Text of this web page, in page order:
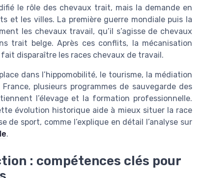
le rôle des chevaux trait, mais la demande en
et les villes. La première guerre mondiale puis la
les chevaux travail, qu’il s’agisse de chevaux
trait belge. Après ces conflits, la mécanisation
disparaître les races chevaux de travail.
dans l’hippomobilité, le tourisme, la médiation
plusieurs programmes de sauvegarde des
l’élevage et la formation professionnelle.
évolution historique aide à mieux situer la race
sport, comme l’explique en détail l’analyse sur
.
: compétences clés pour